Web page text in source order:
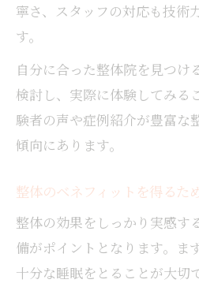
寧さ、スタッフの対応も技術
す。
自分に合った整体院を見つけ
検討し、実際に体験してみる
験者の声や症例紹介が豊富な
傾向にあります。
整体のベネフィットを得るた
整体の効果をしっかり実感す
備がポイントとなります。ま
十分な睡眠をとることが大切